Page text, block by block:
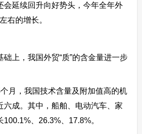
会延续回升向好势头，今年全年外
右的增长。
上，我国外贸“质”的含金量进一步
月，我国技术含量及附加值高的机
六成。其中，船舶、电动汽车、家
、26.3%、17.8%。